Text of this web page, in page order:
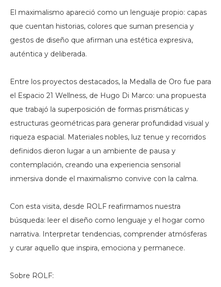
El maximalismo apareció como un lenguaje propio: capas
que cuentan historias, colores que suman presencia y
gestos de diseño que afirman una estética expresiva,
auténtica y deliberada.
Entre los proyectos destacados, la Medalla de Oro fue para
el Espacio 21 Wellness, de Hugo Di Marco: una propuesta
que trabajó la superposición de formas prismáticas y
estructuras geométricas para generar profundidad visual y
riqueza espacial. Materiales nobles, luz tenue y recorridos
definidos dieron lugar a un ambiente de pausa y
contemplación, creando una experiencia sensorial
inmersiva donde el maximalismo convive con la calma.
Con esta visita, desde ROLF reafirmamos nuestra
búsqueda: leer el diseño como lenguaje y el hogar como
narrativa. Interpretar tendencias, comprender atmósferas
y curar aquello que inspira, emociona y permanece.
Sobre ROLF: